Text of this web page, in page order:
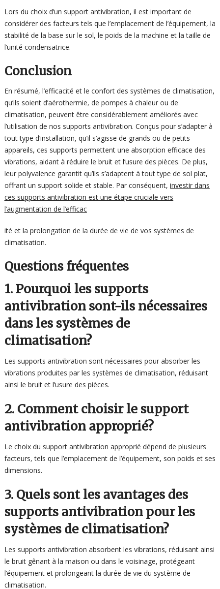
Lors du choix d’un support antivibration, il est important de
considérer des facteurs tels que l’emplacement de l’équipement, la
stabilité de la base sur le sol, le poids de la machine et la taille de
l’unité condensatrice.
Conclusion
En résumé, l’efficacité et le confort des systèmes de climatisation,
qu’ils soient d’aérothermie, de pompes à chaleur ou de
climatisation, peuvent être considérablement améliorés avec
l’utilisation de nos supports antivibration. Conçus pour s’adapter à
tout type d’installation, qu’il s’agisse de grands ou de petits
appareils, ces supports permettent une absorption efficace des
vibrations, aidant à réduire le bruit et l’usure des pièces. De plus,
leur polyvalence garantit qu’ils s’adaptent à tout type de sol plat,
offrant un support solide et stable. Par conséquent, investir dans
ces supports antivibration est une étape cruciale vers
l’augmentation de l’efficac
ité et la prolongation de la durée de vie de vos systèmes de
climatisation.
Questions fréquentes
1. Pourquoi les supports
antivibration sont-ils nécessaires
dans les systèmes de
climatisation?
Les supports antivibration sont nécessaires pour absorber les
vibrations produites par les systèmes de climatisation, réduisant
ainsi le bruit et l’usure des pièces.
2. Comment choisir le support
antivibration approprié?
Le choix du support antivibration approprié dépend de plusieurs
facteurs, tels que l’emplacement de l’équipement, son poids et ses
dimensions.
3. Quels sont les avantages des
supports antivibration pour les
systèmes de climatisation?
Les supports antivibration absorbent les vibrations, réduisant ainsi
le bruit gênant à la maison ou dans le voisinage, protégeant
l’équipement et prolongeant la durée de vie du système de
climatisation.